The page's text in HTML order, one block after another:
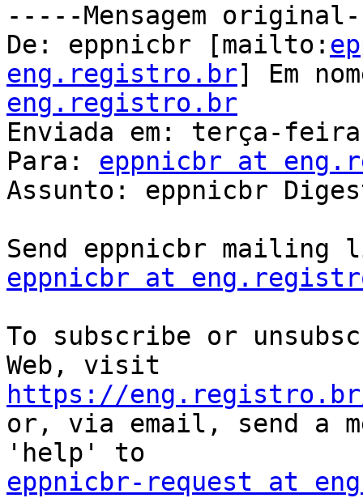
-----Mensagem
De: eppnicbr [mailto:
eng.registro.br] Em
eng.registro.br
Enviada em: terça-
Para: eppnicbr at
Assunto: eppnicbr
eppnicbr at
To subscribe or
https://
or, via email, send a
eppnicbr-request at